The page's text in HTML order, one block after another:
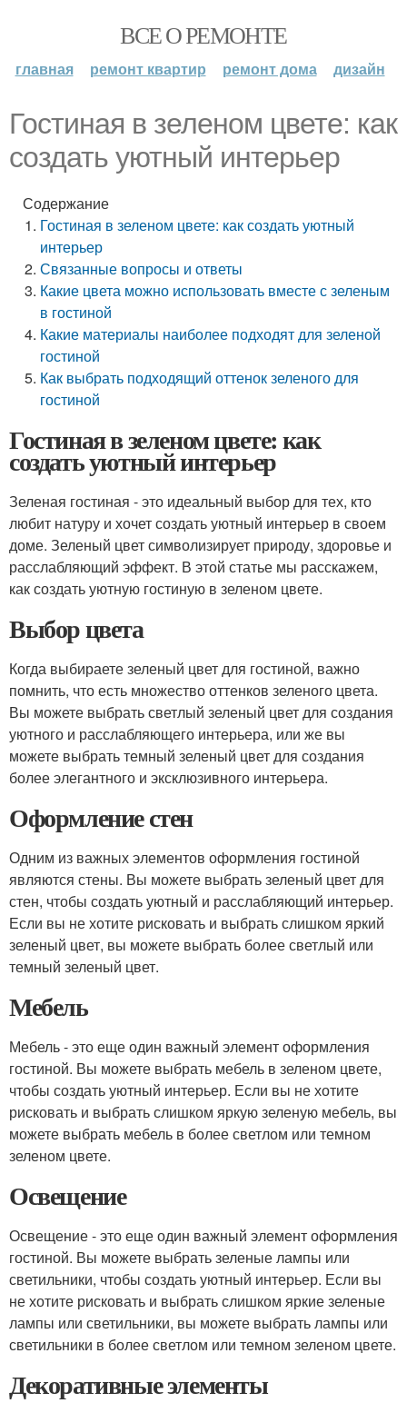
ВСЕ О РЕМОНТЕ
главная ремонт квартир ремонт дома дизайн
Гостиная в зеленом цвете: как
создать уютный интерьер
Содержание
Гостиная в зеленом цвете: как создать уютный
интерьер
Связанные вопросы и ответы
Какие цвета можно использовать вместе с зеленым
в гостиной
Какие материалы наиболее подходят для зеленой
гостиной
Как выбрать подходящий оттенок зеленого для
гостиной
Гостиная в зеленом цвете: как
создать уютный интерьер
Зеленая гостиная - это идеальный выбор для тех, кто
любит натуру и хочет создать уютный интерьер в своем
доме. Зеленый цвет символизирует природу, здоровье и
расслабляющий эффект. В этой статье мы расскажем,
как создать уютную гостиную в зеленом цвете.
Выбор цвета
Когда выбираете зеленый цвет для гостиной, важно
помнить, что есть множество оттенков зеленого цвета.
Вы можете выбрать светлый зеленый цвет для создания
уютного и расслабляющего интерьера, или же вы
можете выбрать темный зеленый цвет для создания
более элегантного и эксклюзивного интерьера.
Оформление стен
Одним из важных элементов оформления гостиной
являются стены. Вы можете выбрать зеленый цвет для
стен, чтобы создать уютный и расслабляющий интерьер.
Если вы не хотите рисковать и выбрать слишком яркий
зеленый цвет, вы можете выбрать более светлый или
темный зеленый цвет.
Мебель
Мебель - это еще один важный элемент оформления
гостиной. Вы можете выбрать мебель в зеленом цвете,
чтобы создать уютный интерьер. Если вы не хотите
рисковать и выбрать слишком яркую зеленую мебель, вы
можете выбрать мебель в более светлом или темном
зеленом цвете.
Освещение
Освещение - это еще один важный элемент оформления
гостиной. Вы можете выбрать зеленые лампы или
светильники, чтобы создать уютный интерьер. Если вы
не хотите рисковать и выбрать слишком яркие зеленые
лампы или светильники, вы можете выбрать лампы или
светильники в более светлом или темном зеленом цвете.
Декоративные элементы